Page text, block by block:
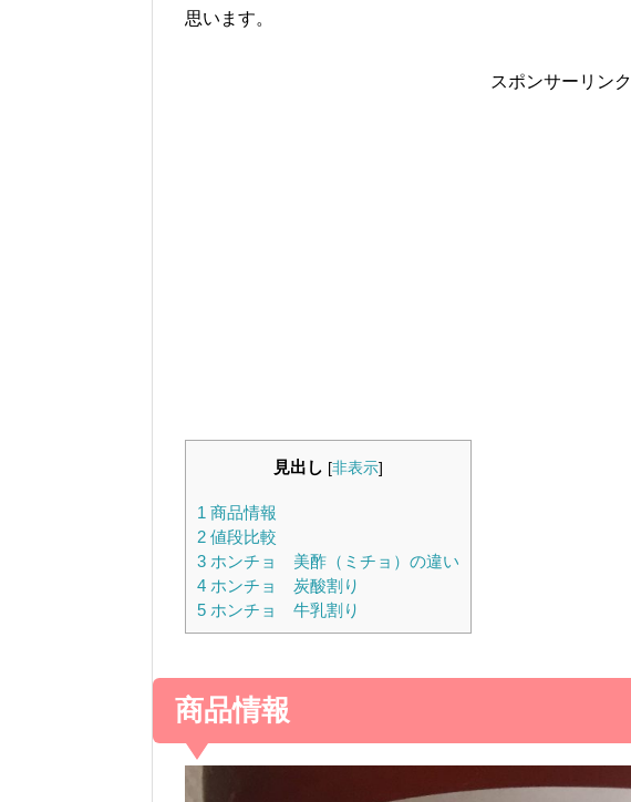
思います。
スポンサーリンク
見出し [非表示]
1 商品情報
2 値段比較
3 ホンチョ 美酢（ミチョ）の違い
4 ホンチョ 炭酸割り
5 ホンチョ 牛乳割り
商品情報